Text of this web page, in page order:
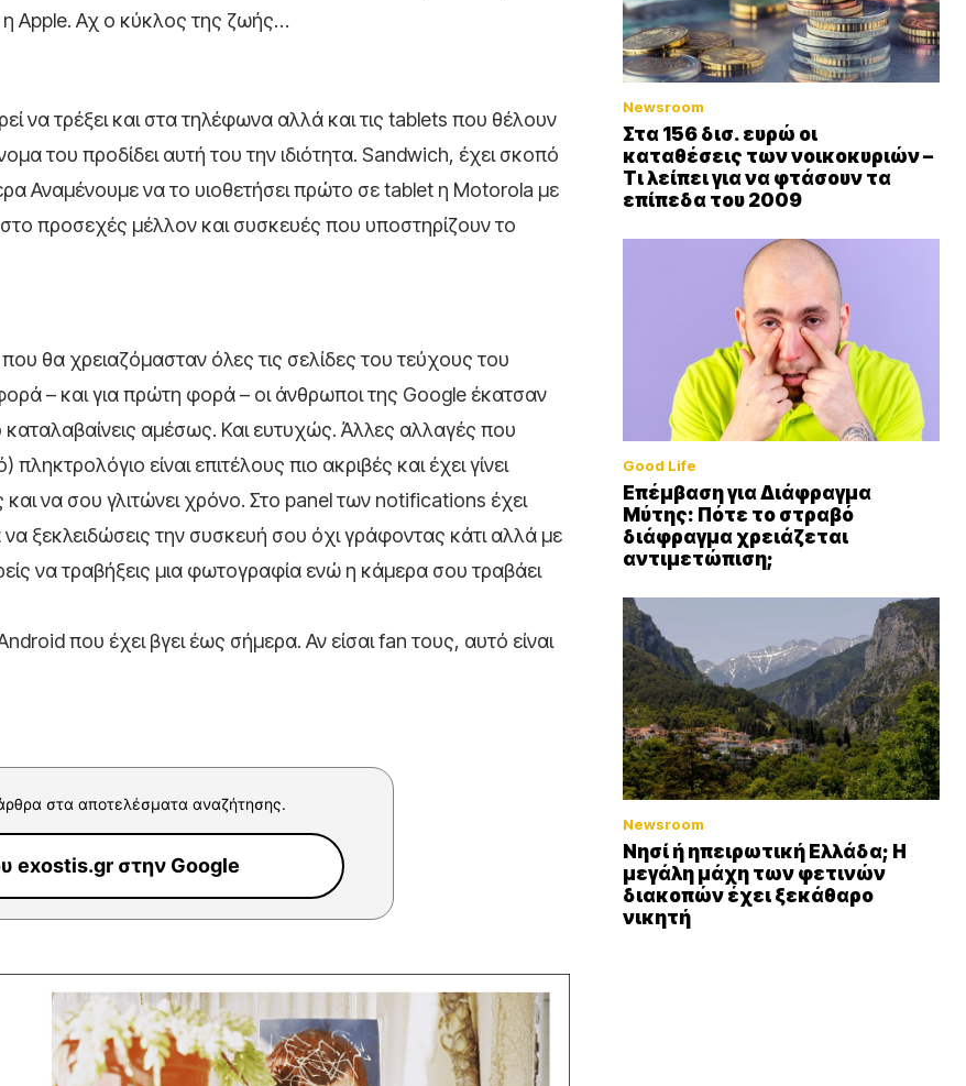
η Apple. Αχ ο κύκλος της ζωής…
να τρέξει και στα τηλέφωνα αλλά και τις tablets που θέλουν
του προδίδει αυτή του την ιδιότητα. Sandwich, έχει σκοπό
Αναμένουμε να το υιοθετήσει πρώτο σε tablet η Motorola με
προσεχές μέλλον και συσκευές που υποστηρίζουν το
θα χρειαζόμασταν όλες τις σελίδες του τεύχους του
– και για πρώτη φορά – οι άνθρωποι της Google έκατσαν
αμέσως. Και ευτυχώς. Άλλες αλλαγές που
είναι επιτέλους πιο ακριβές και έχει γίνει
να σου γλιτώνει χρόνο. Στο panel των notifications έχει
να ξεκλειδώσεις την συσκευή σου όχι γράφοντας κάτι αλλά με
να τραβήξεις μια φωτογραφία ενώ η κάμερα σου τραβάει
που έχει βγει έως σήμερα. Αν είσαι fan τους, αυτό είναι
στα αποτελέσματα αναζήτησης.
exostis.gr στην Google
Newsroom
Στα 156 δισ. ευρώ οι
καταθέσεις των νοικοκυριών –
Τι λείπει για να φτάσουν τα
επίπεδα του 2009
Good Life
Επέμβαση για Διάφραγμα
Μύτης: Πότε το στραβό
διάφραγμα χρειάζεται
αντιμετώπιση;
Newsroom
Νησί ή ηπειρωτική Ελλάδα; Η
μεγάλη μάχη των φετινών
διακοπών έχει ξεκάθαρο
νικητή